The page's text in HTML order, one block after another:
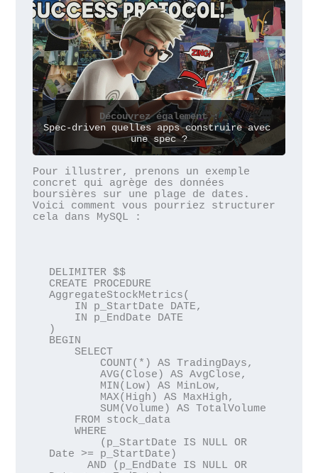
Découvrez également :
Spec-driven quelles apps construire avec
une spec ?
Pour illustrer, prenons un exemple
concret qui agrège des données
boursières sur une plage de dates.
Voici comment vous pourriez structurer
cela dans MySQL :
DELIMITER $$
CREATE PROCEDURE
AggregateStockMetrics(
)
BEGIN
    SELECT
        AVG(Close) AS AvgClose,
        SUM(Volume) AS TotalVolume
    WHERE
Date >= p_StartDate)
      AND (p_EndDate IS NULL OR